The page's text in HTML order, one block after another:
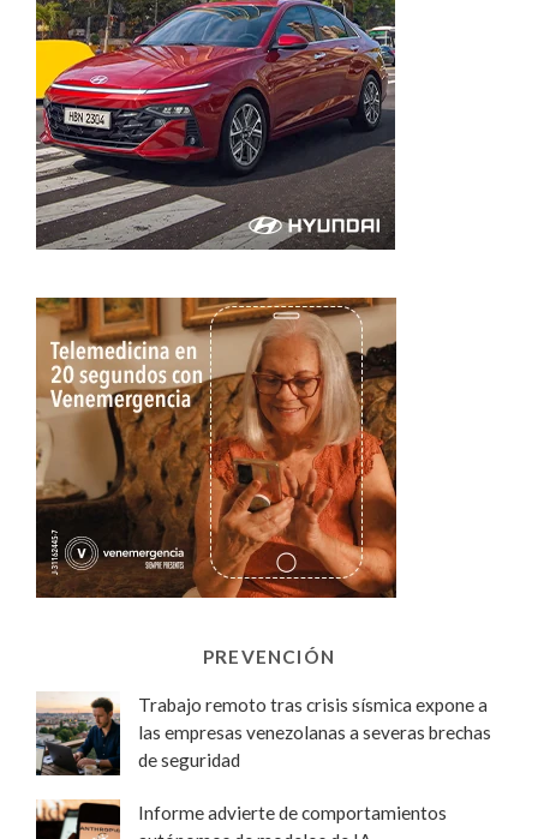
PREVENCIÓN
Trabajo remoto tras crisis sísmica expone a
las empresas venezolanas a severas brechas
de seguridad
Informe advierte de comportamientos